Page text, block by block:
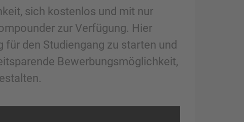
sich kostenlos und mit nur
zur Verfügung. Hier
den Studiengang zu starten und
Bewerbungsmöglichkeit,